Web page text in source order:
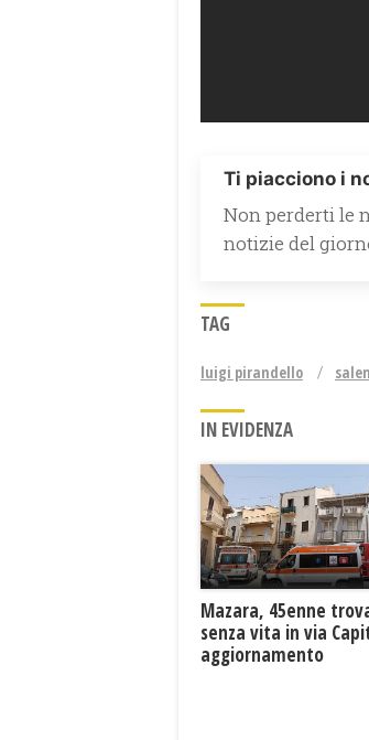
Ti piacciono i
Non perderti le
notizie del
TAG
luigi pirandello
IN EVIDENZA
Mazara, 45enne
senza vita in via
aggiornamento